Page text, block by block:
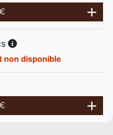
non disponible